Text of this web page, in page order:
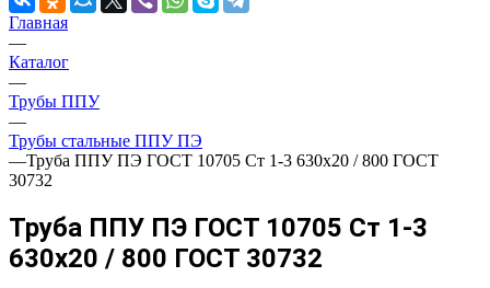
Главная
—
Каталог
—
Трубы ППУ
—
Трубы стальные ППУ ПЭ
—Труба ППУ ПЭ ГОСТ 10705 Ст 1-3 630x20 / 800 ГОСТ
30732
Труба ППУ ПЭ ГОСТ 10705 Ст 1-3
630x20 / 800 ГОСТ 30732